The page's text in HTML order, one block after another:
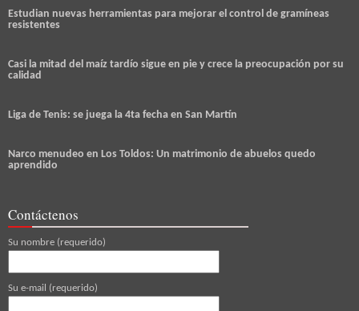
Estudian nuevas herramientas para mejorar el control de gramíneas
resistentes
Casi la mitad del maíz tardío sigue en pie y crece la preocupación por su
calidad
Liga de Tenis: se juega la 4ta fecha en San Martín
Narco menudeo en Los Toldos: Un matrimonio de abuelos quedo
aprendido
Contáctenos
Su nombre (requerido)
Su e-mail (requerido)